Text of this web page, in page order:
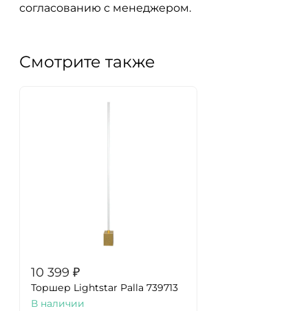
согласованию с менеджером.
Смотрите также
10 399 ₽
Торшер Lightstar Palla 739713
В наличии